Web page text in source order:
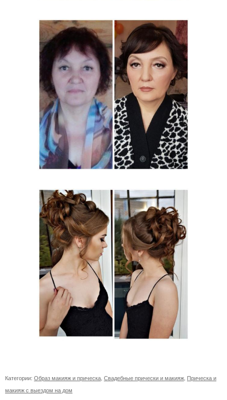
Категории: Образ макияж и прическа, Свадебные прически и макияж, Прическа и
макияж с выездом на дом